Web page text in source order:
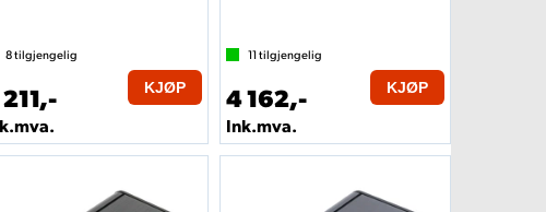
8tilgjengelig
KJØP
11tilgjengelig
4 162,-
Ink.mva.
KJØP